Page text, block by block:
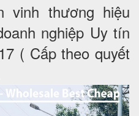
vinh thương hiệu
nghiệp Uy tín
( Cấp theo quyết